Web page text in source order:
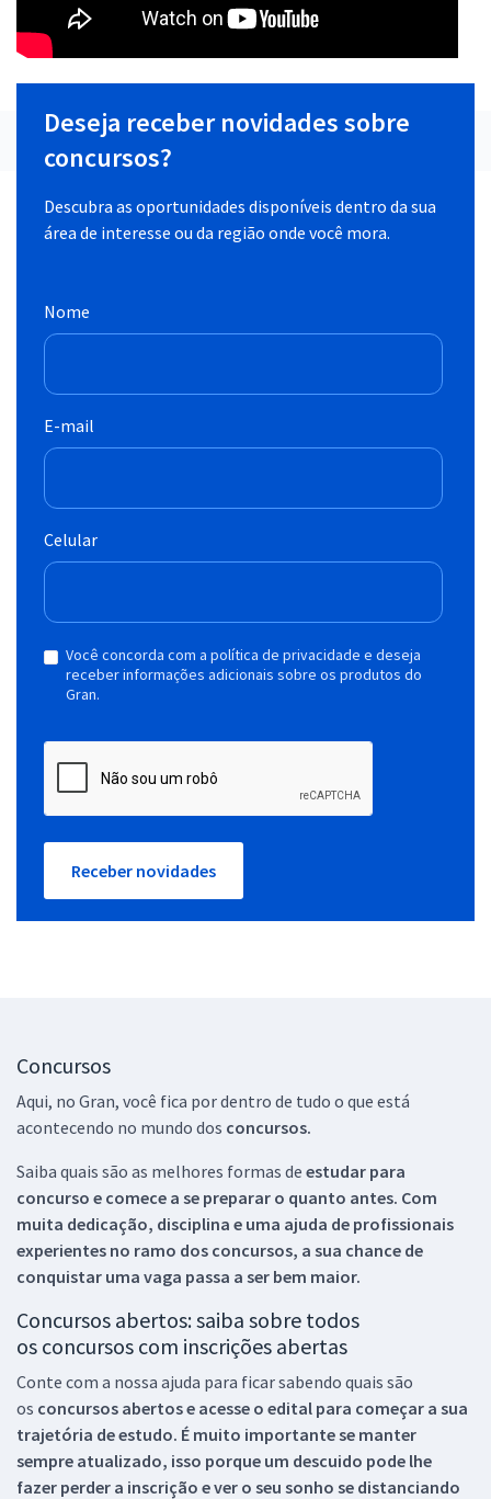
Deseja receber novidades sobre
concursos?
Descubra as oportunidades disponíveis dentro da sua
área de interesse ou da região onde você mora.
Nome
E-mail
Celular
Você concorda com a política de privacidade e deseja
receber informações adicionais sobre os produtos do
Gran.
Receber novidades
Concursos
Aqui, no Gran, você fica por dentro de tudo o que está
acontecendo no mundo dos concursos.
Saiba quais são as melhores formas de estudar para
concurso e comece a se preparar o quanto antes. Com
muita dedicação, disciplina e uma ajuda de profissionais
experientes no ramo dos concursos, a sua chance de
conquistar uma vaga passa a ser bem maior.
Concursos abertos: saiba sobre todos
os concursos com inscrições abertas
Conte com a nossa ajuda para ficar sabendo quais são
os concursos abertos e acesse o edital para começar a sua
trajetória de estudo. É muito importante se manter
sempre atualizado, isso porque um descuido pode lhe
fazer perder a inscrição e ver o seu sonho se distanciando